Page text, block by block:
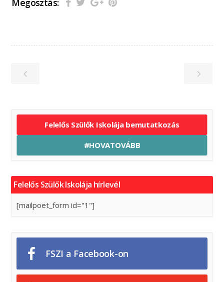
Megosztás:
Felelős Szülők Iskolája bemutatkozás
#HOVATOVÁBB
Felelős Szülők Iskolája hírlevél
[mailpoet_form id="1"]
FSZI a Facebook-on